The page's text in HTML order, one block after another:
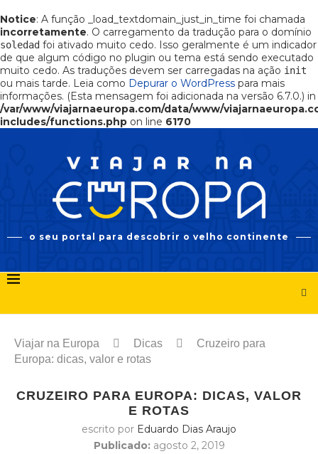
Notice: A função _load_textdomain_just_in_time foi chamada
incorretamente. O carregamento da tradução para o domínio
soledad foi ativado muito cedo. Isso geralmente é um indicador
de que algum código no plugin ou tema está sendo executado
muito cedo. As traduções devem ser carregadas na ação init
ou mais tarde. Leia como Depurar o WordPress para mais
informações. (Esta mensagem foi adicionada na versão 6.7.0.) in
/var/www/viajarnaeuropa.com/data/www/
includes/functions.php on line 6170
o seu portal para descobrir o velho continente
Viajar na Europa Dicas
Cruzeiro para
Europa: dicas, valor e rotas
CRUZEIRO PARA EUROPA: DICAS, VALOR
E ROTAS
escrito por Eduardo Dias Araujo
Publicado: agosto 2, 2019